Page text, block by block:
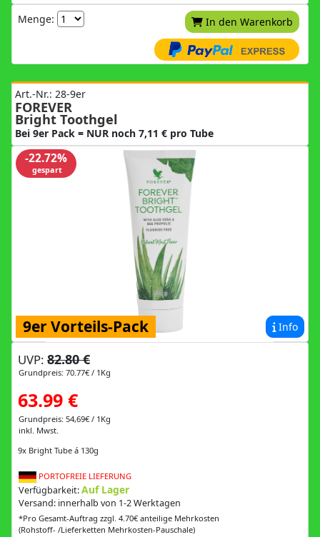
Menge: In den Warenkorb
Art.-Nr.: 28-9er
FOREVER
Bright Toothgel
Bei 9er Pack = NUR noch 7,11 € pro Tube
-22.72%
gespart
Info
9er Vorteils-Pack
UVP: 82.80 €
Grundpreis: 70.77€ / 1Kg
63.99 €
Grundpreis: 54,69€ / 1Kg
inkl. Mwst.
9x Bright Tube á 130g
PORTOFREIE LIEFERUNG
Verfügbarkeit:Auf Lager
Versand: innerhalb von 1-2 Werktagen
*Pro Gesamt-Auftrag zzgl. 4.70€ anteilige Mehrkosten
(Rohstoff- /Lieferketten Mehrkosten-Pauschale)